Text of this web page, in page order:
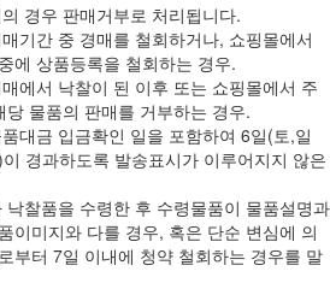
경우 판매거부로 처리됩니다.
기간 중 경매를 철회하거나, 쇼핑몰에서
에 상품등록을 철회하는 경우.
에서 낙찰이 된 이후 또는 쇼핑몰에서 주
당 물품의 판매를 거부하는 경우.
대금 입금확인 일을 포함하여 6일(토,일
경과하도록 발송표시가 이루어지지 않은
낙찰품을 수령한 후 수령물품이 물품설명과
이미지와 다를 경우, 혹은 단순 변심에 의
부터 7일 이내에 청약 철회하는 경우를 말